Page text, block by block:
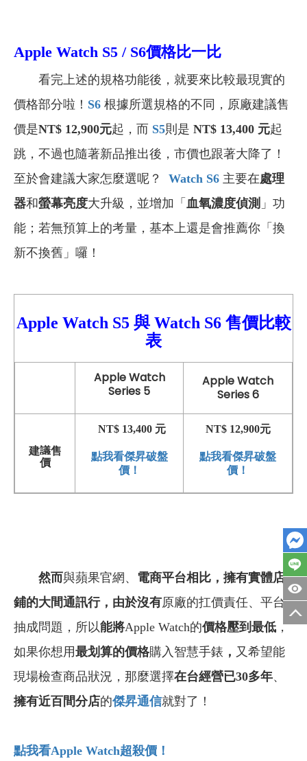
Apple Watch S5 / S6價格比一比
看完上述的規格功能後，就要來比較最現實的
價格部分啦！ S6 根據所選規格的不同，原廠建議售
價是NT$ 12,900元起，而 S5則是 NT$ 13,400 元起
跳，不過也隨著新品推出後，市價也跟著大降了！
至於會建議大家怎麼選呢？ Watch S6 主要在處理
器和螢幕亮度大升級，並增加「 血氧濃度偵測 」功
能；若無預算上的考量，基本上還是會推薦你「換
新不換舊」囉！
Apple Watch S5 與 Watch S6 售價比較
表
Apple Watch
Series 5
Apple Watch
Series 6
建議售
價
NT$ 13,400 元
點我看傑昇破盤
價！
NT$ 12,900元
點我看傑昇破盤
價！
然而與蘋果官網、 電商平台相比，擁有實體店
鋪的大間通訊行，由於沒有原廠的扛價責任、平台
抽成問題，所以能將Apple Watch的價格壓到最低 ，
如果你想用最划算的價格購入智慧手錶 ， 又希望能
現場檢查商品狀況，那麼選擇在台經營已30多年、
擁有近百間分店的傑昇通信就對了！
點我看Apple Watch超殺價！